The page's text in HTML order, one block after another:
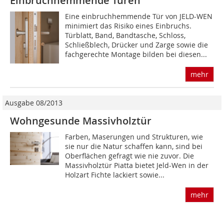
Eine einbruchhemmende Tür von JELD-WEN
minimiert das Risiko eines Einbruchs.
Türblatt, Band, Bandtasche, Schloss,
Schließblech, Drücker und Zarge sowie die
fachgerechte Montage bilden bei diesen...
mehr
Ausgabe 08/2013
Wohngesunde Massivholztür
Farben, Maserungen und Strukturen, wie
sie nur die Natur schaffen kann, sind bei
Oberflächen gefragt wie nie zuvor. Die
Massivholztür Piatta bietet Jeld-Wen in der
Holzart Fichte lackiert sowie...
mehr